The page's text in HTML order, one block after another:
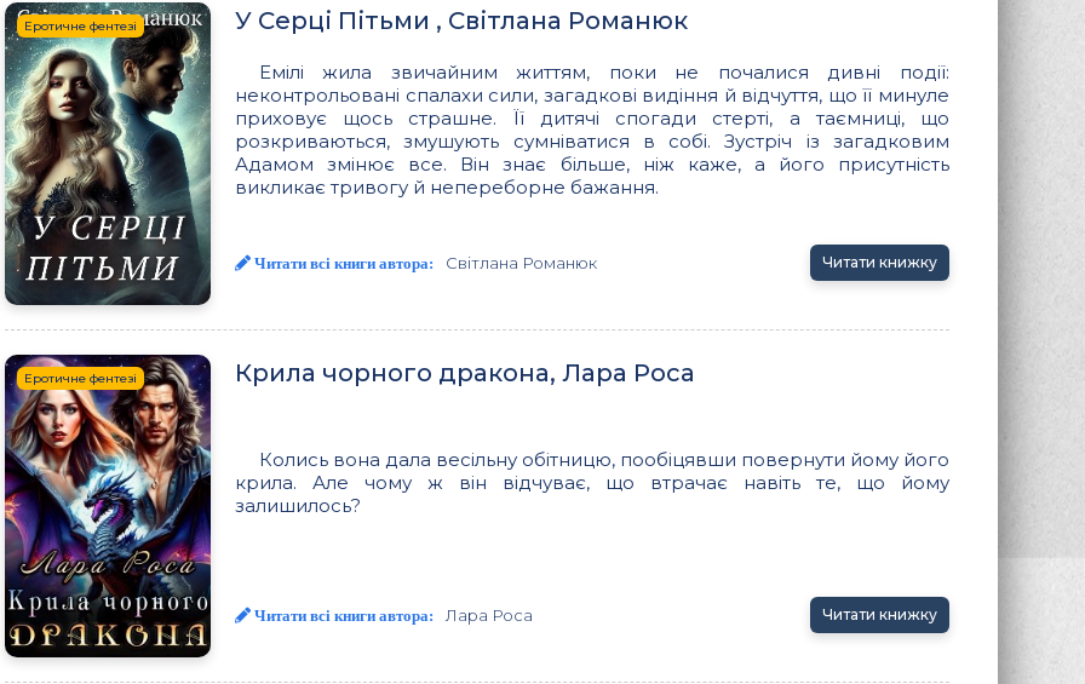
Еротичне фентезі У Серці Пітьми , Світлана Романюк
Емілі жила звичайним життям, поки не почалися дивні події:
неконтрольовані спалахи сили, загадкові видіння й відчуття, що її минуле
приховує щось страшне. Її дитячі спогади стерті, а таємниці, що
розкриваються, змушують сумніватися в собі. Зустріч із загадковим
Адамом змінює все. Він знає більше, ніж каже, а його присутність
викликає тривогу й непереборне бажання.
Читати всі книги автора: Світлана Романюк Читати книжку
Еротичне фентезі Крила чорного дракона, Лара Роса
Колись вона дала весільну обітницю, пообіцявши повернути йому його
крила. Але чому ж він відчуває, що втрачає навіть те, що йому
залишилось?
Читати всі книги автора: Лара Роса Читати книжку